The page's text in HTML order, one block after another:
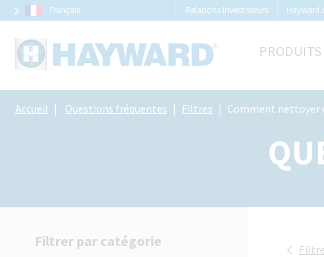
Français Relations Investisseurs
PRODUITS
Accueil Questions fréquentes Filtres Comment nettoyer et entretenir
Filtrer par catégorie
Panneau de gestion des cookies